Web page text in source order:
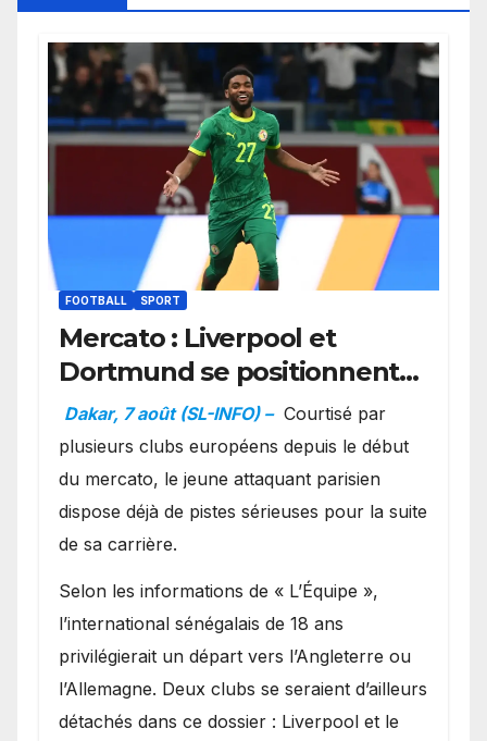
FOOTBALL SPORT
Mercato : Liverpool et
Dortmund se positionnent
en favoris pour recruter
Ibrahim Mbaye
Dakar, 7 août (SL-INFO) – Courtisé par
plusieurs clubs européens depuis le début
du mercato, le jeune attaquant parisien
dispose déjà de pistes sérieuses pour la suite
de sa carrière.
Selon les informations de « L’Équipe »,
l’international sénégalais de 18 ans
privilégierait un départ vers l’Angleterre ou
l’Allemagne. Deux clubs se seraient d’ailleurs
détachés dans ce dossier : Liverpool et le